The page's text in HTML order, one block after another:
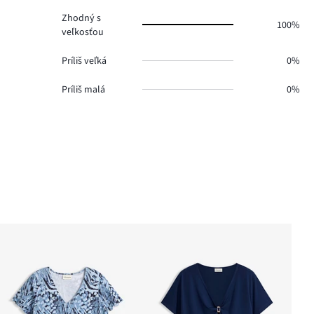
Zhodný s
veľkosťou
100%
Príliš veľká 0%
Príliš malá 0%